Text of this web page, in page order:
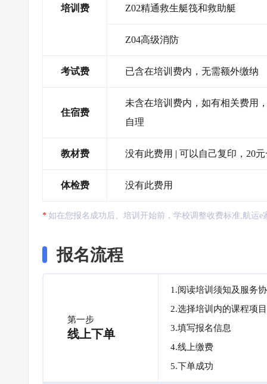
培训费 Z02精通救生艇筏和救助艇
Z04高级消防
考试费 已含在培训费内，无需额外缴纳
住宿费
未含在培训费内，如有相关费用
自理
教材费 没有此费用 | 可以自己复印，20
体检费 没有此费用
如在您报名成功后、培训开始前，学校调整收费标准,航运
报名流程
第一步
线上下单
1.阅读培训须知及服务
2.选择培训内的课程项目
3.填写报名信息
4.线上缴费
5.下单成功